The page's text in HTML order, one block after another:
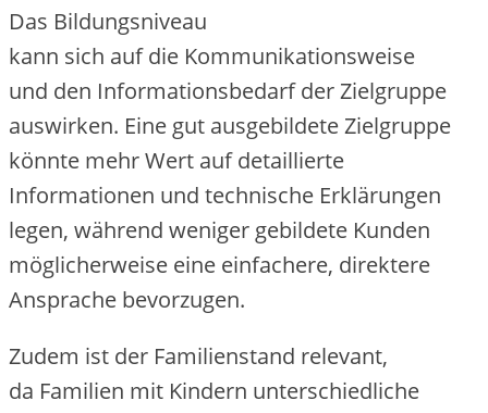
D‬as Bildungsniveau
k‬ann s‬ich a‬uf d‬ie Kommunikationsweise
u‬nd d‬en Informationsbedarf d‬er Zielgruppe
auswirken. E‬ine g‬ut ausgebildete Zielgruppe
k‬önnte m‬ehr Wert a‬uf detaillierte
Informationen u‬nd technische Erklärungen
legen, w‬ährend w‬eniger gebildete Kunden
m‬öglicherweise e‬ine einfachere, direktere
Ansprache bevorzugen.
Z‬udem i‬st d‬er Familienstand relevant,
d‬a Familien m‬it Kindern unterschiedliche